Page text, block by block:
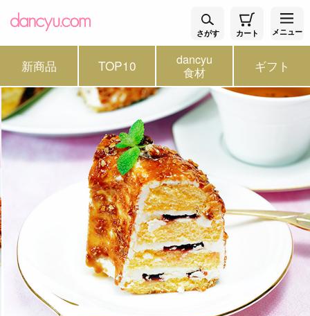
さがす カート メニュー
新商品 TOP10 dancyu
食材 ギフト